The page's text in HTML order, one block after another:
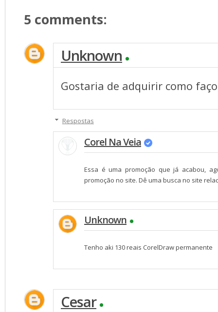
5 comments:
Unknown
Gostaria de adquirir como
Respostas
Corel Na Veia
Essa é uma promoção que já acabou,
promoção no site. Dê uma busca no site
Unknown
Tenho aki 130 reais CorelDraw permanente
Cesar